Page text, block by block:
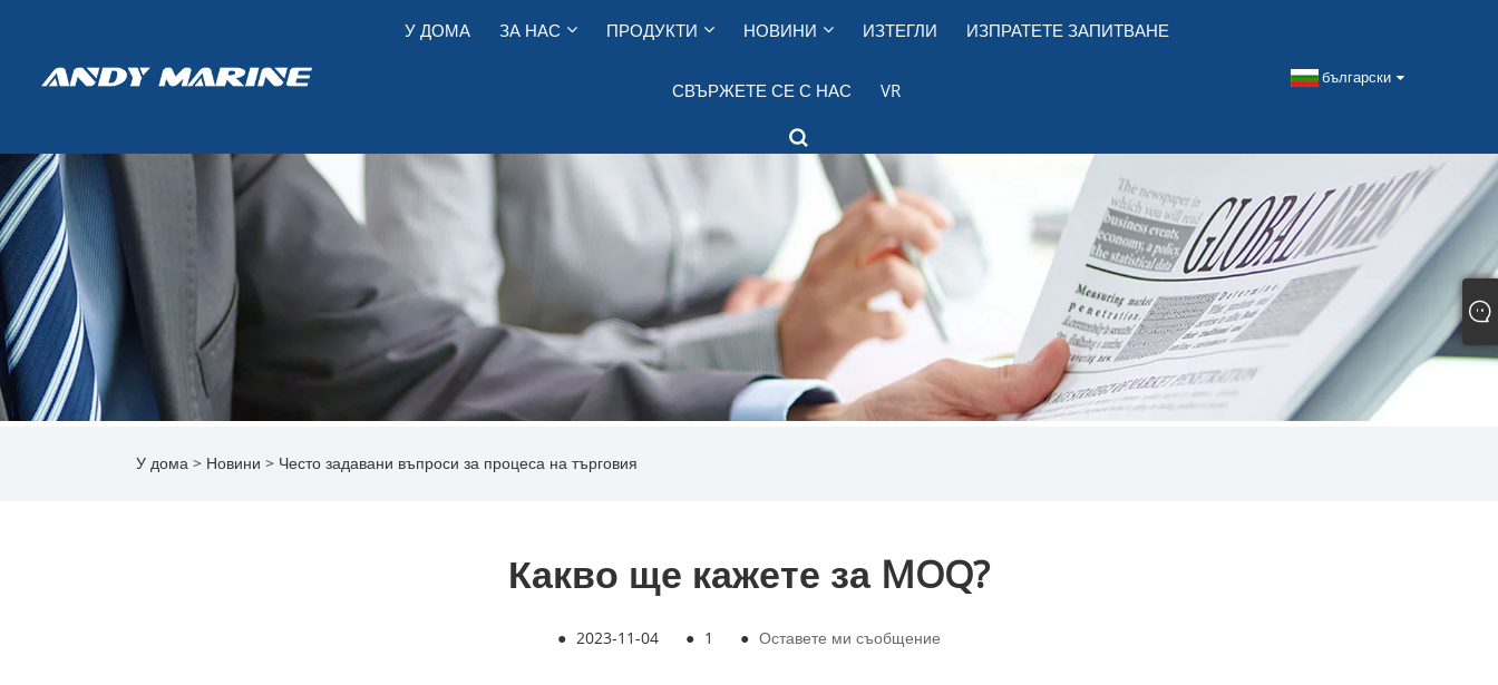
У ДОМА ЗА НАС ПРОДУКТИ НОВИНИ ИЗТЕГЛИ ИЗПРАТЕТЕ ЗАПИТВАНЕ
СВЪРЖЕТЕ СЕ С НАС VR
български
У дома > Новини > Често задавани въпроси за процеса на търговия
Какво ще кажете за MOQ?
● 2023-11-04 ● 1 ● Оставете ми съобщение